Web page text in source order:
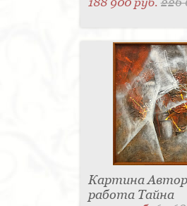
Картина
работа Тайна